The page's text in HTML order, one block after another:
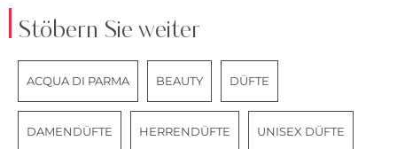
Stöbern Sie weiter
ACQUA DI PARMA BEAUTY DÜFTE
DAMENDÜFTE HERRENDÜFTE UNISEX DÜFTE